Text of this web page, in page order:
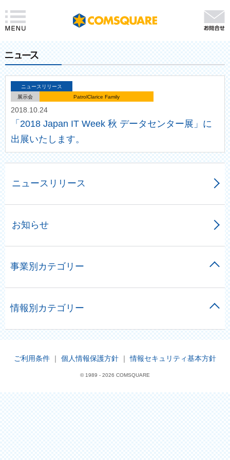
ニュースリリース
展示会
PatrolClarice Family
2018.10.24
「2018 Japan IT Week 秋 データセンター展」に
出展いたします。
ニュースリリース
お知らせ
事業別カテゴリー
情報別カテゴリー
ご利用条件 ｜ 個人情報保護方針 ｜情報セキュリティ基本方針
© 1989 - 2026 COMSQUARE